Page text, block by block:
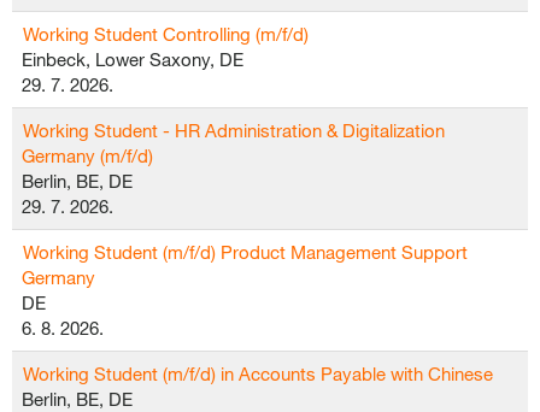
Working Student Controlling (m/f/d)
Einbeck, Lower Saxony, DE
29. 7. 2026.
Working Student - HR Administration & Digitalization
Germany (m/f/d)
Berlin, BE, DE
29. 7. 2026.
Working Student (m/f/d) Product Management Support
Germany
DE
6. 8. 2026.
Working Student (m/f/d) in Accounts Payable with Chinese
Berlin, BE, DE